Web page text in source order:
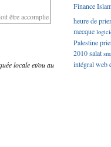
être accomplie
locale et/ou au
Finance
heure de
mecque
Palestine
2010salat
intégralweb